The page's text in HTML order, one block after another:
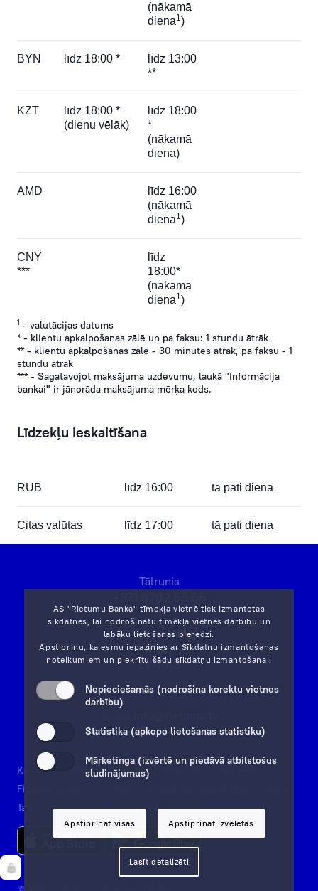
(nākamā
diena1)
BYN līdz 18:00 *
līdz 13:00
**
KZT
līdz 18:00 *
(dienu vēlāk)
līdz 18:00
*
(nākamā
diena)
AMD
līdz 16:00
(nākamā
diena1)
CNY
***
līdz
18:00*
(nākamā
diena1)
1 - valutācijas datums
* - klientu apkalpošanas zālē un pa faksu: 1 stundu ātrāk
** - klientu apkalpošanas zālē - 30 minūtes ātrāk, pa faksu - 1
stundu ātrāk
*** - Sagatavojot maksājuma uzdevumu, laukā "Informācija
bankai" ir jānorāda maksājuma mērķa kods.
Līdzekļu ieskaitīšana
RUB līdz 16:00 tā pati diena
Citas valūtas līdz 17:00 tā pati diena
AS "Rietumu Banka" tīmekļa vietnē tiek izmantotas
sīkdatnes, lai nodrošinātu tīmekļa vietnes darbību un
labāku lietošanas pieredzi.
Apstiprinu, ka esmu iepazinies ar Sīkdatņu izmantošanas
noteikumiem un piekrītu šādu sīkdatņu izmantošanai.
Nepieciešamās (nodrošina korektu vietnes
darbību)
Statistika (apkopo lietošanas statistiku)
Mārketinga (izvērtē un piedāvā atbilstošus
sludinājumus)
Apstiprināt visas Apstiprināt izvēlētās
Lasīt detalizēti
Tālrunis
Vesetas iela 7,
Rīga,
LV-1013
Konfidencialitāte Rekvizīti
Noguldījumu garantijas
Finanšu un kontu drošība
Tarifi
Dokumenti Trauksmes celšana